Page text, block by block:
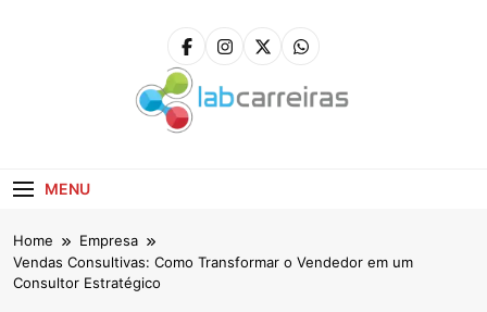
MENU
Home
Empresa
Vendas Consultivas: Como Transformar o Vendedor em um
Consultor Estratégico